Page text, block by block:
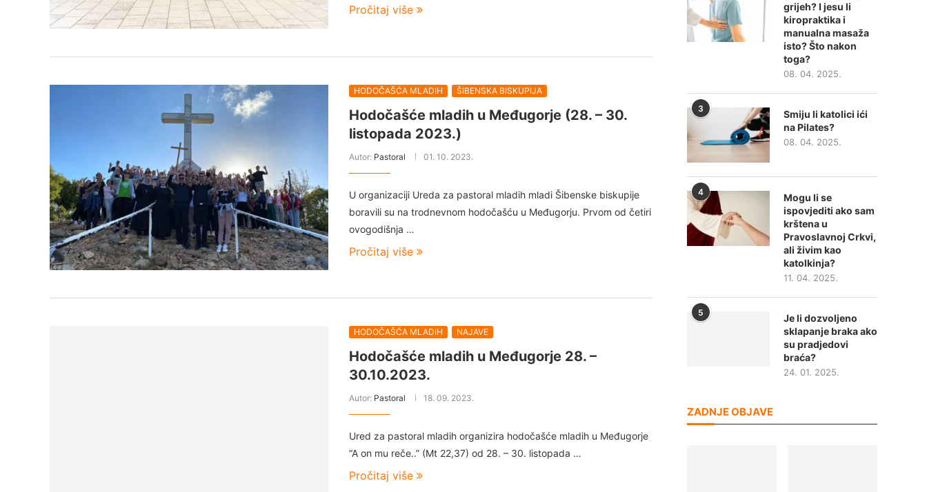
Pročitaj više
HODOČAŠĆA MLADIH ŠIBENSKA BISKUPIJA
Hodočašće mladih u Međugorje (28. – 30.
listopada 2023.)
Autor: Pastoral 01. 10. 2023.
U organizaciji Ureda za pastoral mladih mladi Šibenske biskupije
boravili su na trodnevnom hodočašću u Međugorju. Prvom od četiri
ovogodišnja …
Pročitaj više
HODOČAŠĆA MLADIH NAJAVE
Hodočašće mladih u Međugorje 28. –
30.10.2023.
Autor: Pastoral 18. 09. 2023.
Ured za pastoral mladih organizira hodočašće mladih u Međugorje
“A on mu reče..” (Mt 22,37) od 28. – 30. listopada …
Pročitaj više
grijeh? I jesu li
kiropraktika i
manualna masaža
isto? Što nakon
toga?
08. 04. 2025.
3
Smiju li katolici ići
na Pilates?
08. 04. 2025.
4
Mogu li se
ispovjediti ako sam
krštena u
Pravoslavnoj Crkvi,
ali živim kao
katolkinja?
11. 04. 2025.
5
Je li dozvoljeno
sklapanje braka ako
su pradjedovi
braća?
24. 01. 2025.
ZADNJE OBJAVE